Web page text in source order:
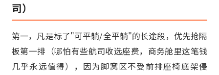
司）
第一，凡是标了"可平躺/全平躺"的长途段，优先抢隔
板第一排（哪怕有些航司收选座费，商务舱里这笔钱
几乎永远值得），因为脚窝区不受前排座椅底架侵